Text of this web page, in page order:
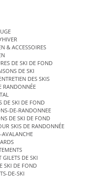
& ACCESSOIRES
DE SKI DE FOND
DE SKI
DES SKIS
RANDONNÉE
DE SKI DE FOND
DE-RANDONNEE
DE SKI DE FOND
SKIS DE RANDONNÉE
AVALANCHE
GILETS DE SKI
SKI DE FOND
DE-SKI